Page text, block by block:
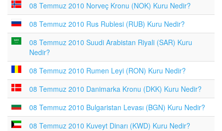
08 Temmuz 2010 Norveç Kronu (NOK) Kuru Nedir?
08 Temmuz 2010 Rus Rublesi (RUB) Kuru Nedir?
08 Temmuz 2010 Suudi Arabistan Riyali (SAR) Kuru
Nedir?
08 Temmuz 2010 Rumen Leyi (RON) Kuru Nedir?
08 Temmuz 2010 Danimarka Kronu (DKK) Kuru Nedir?
08 Temmuz 2010 Bulgaristan Levası (BGN) Kuru Nedir?
08 Temmuz 2010 Kuveyt Dinarı (KWD) Kuru Nedir?